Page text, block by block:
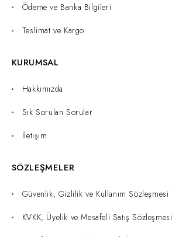
Ödeme ve Banka Bilgileri
Teslimat ve Kargo
KURUMSAL
Hakkımızda
Sık Sorulan Sorular
İletişim
SÖZLEŞMELER
Güvenlik, Gizlilik ve Kullanım Sözleşmesi
KVKK, Üyelik ve Mesafeli Satış Sözleşmesi